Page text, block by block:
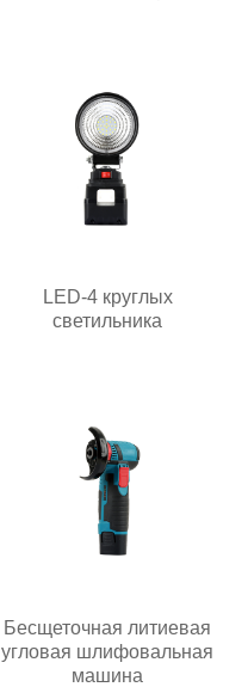
LED-4 круглых
светильника
Бесщеточная литиевая
угловая шлифовальная
машина